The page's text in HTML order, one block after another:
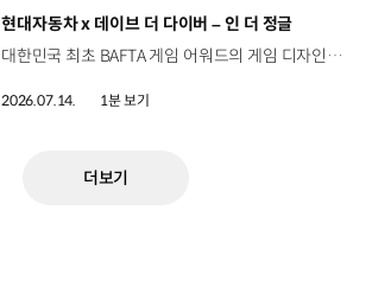
[동영상]
현대자동차 x 데이브 더 다이버 – 인 더 정글
대한민국 최초 BAFTA 게임 어워드의 게임 디자인 부문 수상에 빛나는‘데이브 더 다이버’의 최신 DLC에 포니 픽업이 등장합니다.데이브 더 다이버 - 인 더 정글 속 포니 픽업의 활약을 체험해 보세요. Steam, Nintendo Switch 2 Nintendo Switch, PS5 PS4, Xbox Series X|S, Epic Games Store에서 만나 볼 수 있습니다. #현대자동차 #데이브더다이버 #인더정글 #민트로켓 #게임콜라보 #포니픽업 #포니 유튜브 쇼츠 보기 >
2026.07.14. 1분 보기
더보기